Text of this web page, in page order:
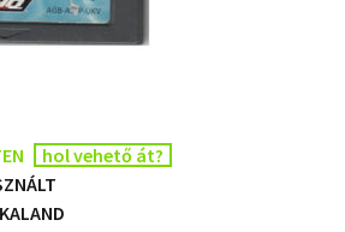
hol vehető át?